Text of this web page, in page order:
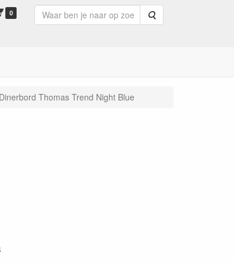
0 Zoeken
Dinerbord Thomas Trend Night Blue